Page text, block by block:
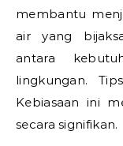
membantu
air yang
antara
lingkungan.
Kebiasaan ini
secara signifikan.